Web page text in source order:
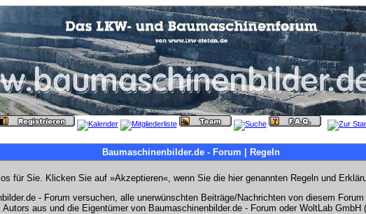
Baumaschinenbilder.de - Forum | Regeln
für Sie. Klicken Sie auf »Akzeptieren«, wenn Sie die hier genannten Regeln und
- Forum versuchen, alle unerwünschten Beiträge/Nachrichten von diesem
aus und die Eigentümer von Baumaschinenbilder.de - Forum oder WoltLab